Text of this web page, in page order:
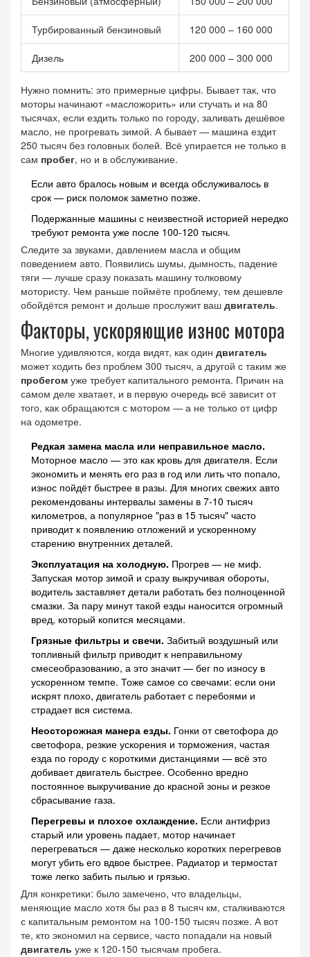
Турбированный бензиновый 120 000 – 160 000
Дизель 200 000 – 300 000
Нужно помнить: это примерные цифры. Бывает так, что
моторы начинают «масложорить» или стучать и на 80
тысячах, если ездить только по городу, заливать дешёвое
масло, не прогревать зимой. А бывает — машина ездит
250 тысяч без головных болей. Всё упирается не только в
сам пробег, но и в обслуживание.
Если авто бралось новым и всегда обслуживалось в
срок — риск поломок заметно позже.
Подержанные машины с неизвестной историей нередко
требуют ремонта уже после 100-120 тысяч.
Следите за звуками, давлением масла и общим
поведением авто. Появились шумы, дымность, падение
тяги — лучше сразу показать машину толковому
мотористу. Чем раньше поймёте проблему, тем дешевле
обойдётся ремонт и дольше прослужит ваш двигатель.
Факторы, ускоряющие износ мотора
Многие удивляются, когда видят, как один двигатель
может ходить без проблем 300 тысяч, а другой с таким же
пробегом уже требует капитального ремонта. Причин на
самом деле хватает, и в первую очередь всё зависит от
того, как обращаются с мотором — а не только от цифр
на одометре.
Редкая замена масла или неправильное масло.
Моторное масло — это как кровь для двигателя. Если
экономить и менять его раз в год или лить что попало,
износ пойдёт быстрее в разы. Для многих свежих авто
рекомендованы интервалы замены в 7-10 тысяч
километров, а популярное "раз в 15 тысяч" часто
приводит к появлению отложений и ускоренному
старению внутренних деталей.
Эксплуатация на холодную. Прогрев — не миф.
Запуская мотор зимой и сразу выкручивая обороты,
водитель заставляет детали работать без полноценной
смазки. За пару минут такой езды наносится огромный
вред, который копится месяцами.
Грязные фильтры и свечи. Забитый воздушный или
топливный фильтр приводит к неправильному
смесеобразованию, а это значит — бег по износу в
ускоренном темпе. Тоже самое со свечами: если они
искрят плохо, двигатель работает с перебоями и
страдает вся система.
Неосторожная манера езды. Гонки от светофора до
светофора, резкие ускорения и торможения, частая
езда по городу с короткими дистанциями — всё это
добивает двигатель быстрее. Особенно вредно
постоянное выкручивание до красной зоны и резкое
сбрасывание газа.
Перегревы и плохое охлаждение. Если антифриз
старый или уровень падает, мотор начинает
перегреваться — даже несколько коротких перегревов
могут убить его вдвое быстрее. Радиатор и термостат
тоже легко забить пылью и грязью.
Для конкретики: было замечено, что владельцы,
меняющие масло хотя бы раз в 8 тысяч км, сталкиваются
с капитальным ремонтом на 100-150 тысяч позже. А вот
те, кто экономил на сервисе, часто попадали на новый
двигатель уже к 120-150 тысячам пробега.